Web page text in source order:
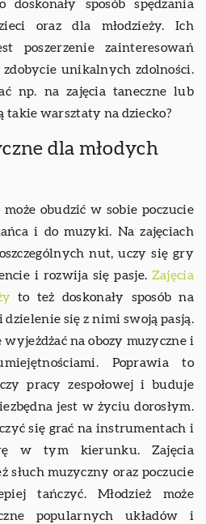
doskonały sposób spędzania
oraz dla młodzieży. Ich
poszerzenie zainteresowań
zdobycie unikalnych zdolności.
np. na zajęcia taneczne lub
takie warsztaty na dziecko?
dla młodych
obudzić w sobie poczucie
i do muzyki. Na zajęciach
nut, uczy się gry
i rozwija się pasje. Zajęcia
to też doskonały sposób na
się z nimi swoją pasją.
wyjeżdżać na obozy muzyczne i
Poprawia to
pracy zespołowej i buduje
jest w życiu dorosłym.
się grać na instrumentach i
w tym kierunku. Zajęcia
słuch muzyczny oraz poczucie
tańczyć. Młodzież może
popularnych układów i